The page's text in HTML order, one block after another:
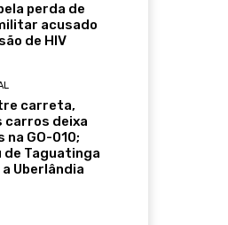
perda de
acusado
de HIV
carreta,
carros deixa
GO-010;
Taguatinga
Uberlândia